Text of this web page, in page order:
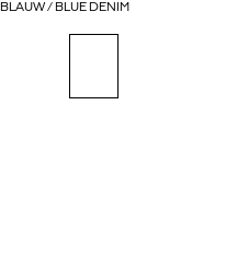
BLAUW / BLUE DENIM